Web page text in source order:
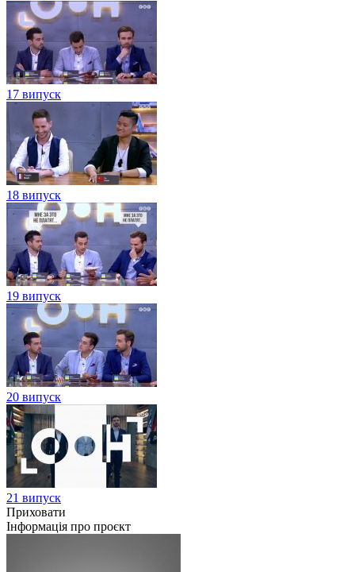
17 випуск
18 випуск
19 випуск
20 випуск
21 випуск
Приховати
Інформація про проєкт